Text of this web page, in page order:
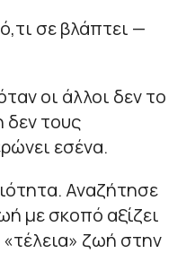
σε βλάπτει —
οι άλλοι δεν το
δεν τους
εσένα.
Αναζήτησε
με σκοπό αξίζει
ζωή στην